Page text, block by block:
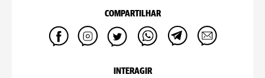
COMPARTILHAR
INTERAGIR